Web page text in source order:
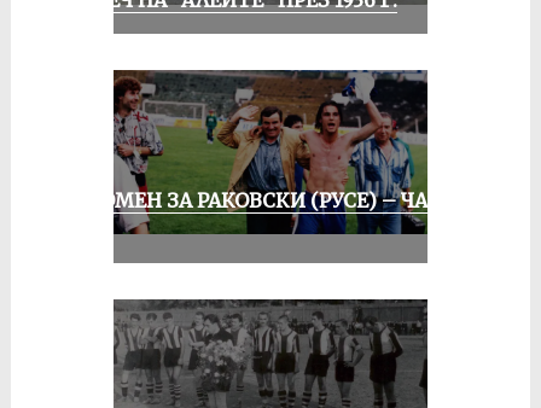
СПОМЕН ЗА РАКОВСКИ (РУСЕ) – ЧАСТ